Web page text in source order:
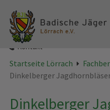
Startseite
Kontakt
Startseite Lörrach
Dinkelberger
Dinkelberger